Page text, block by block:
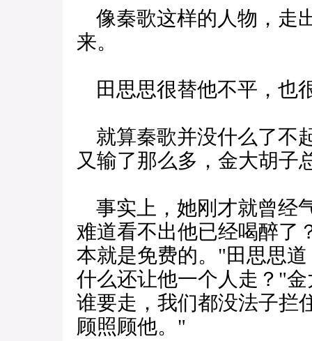
像秦歌这样的人物，走
来。
田思思很替他不平，也
就算秦歌并没什么了不
又输了那么多，金大胡子
事实上，她刚才就曾经
难道看不出他已经喝醉了
本就是免费的。"田思思
什么还让他一个人走？"
谁要走，我们都没法子拦
顾照顾他。"